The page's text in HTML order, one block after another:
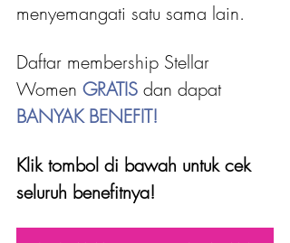
menyemangati satu sama lain.
Daftar membership Stellar
Women GRATIS dan dapat
BANYAK BENEFIT!
Klik tombol di bawah untuk cek
seluruh benefitnya!